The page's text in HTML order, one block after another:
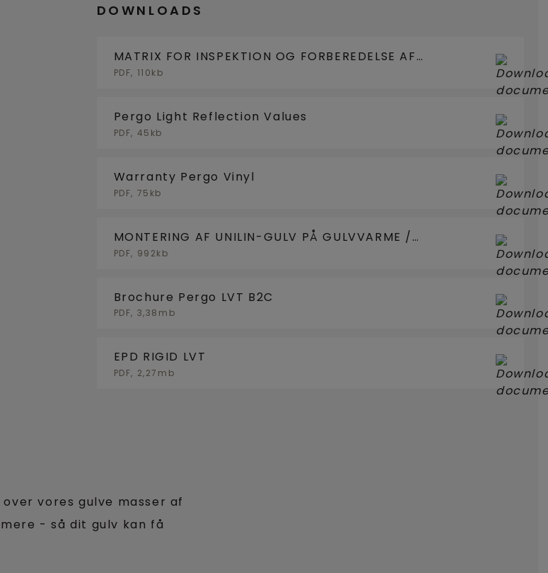
DOWNLOADS
MATRIX FOR INSPEKTION OG FORBEREDELSE AF
UNDERGULV
PDF, 110kb
Pergo Light Reflection Values
PDF, 45kb
Warranty Pergo Vinyl
PDF, 75kb
MONTERING AF UNILIN-GULV PÅ GULVVARME /
GULVKØLING
PDF, 992kb
Brochure Pergo LVT B2C
PDF, 3,38mb
EPD RIGID LVT
PDF, 2,27mb
vores gulve masser af
- så dit gulv kan få